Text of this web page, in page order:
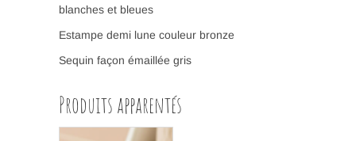
blanches et bleues
Estampe demi lune couleur bronze
Sequin façon émaillée gris
Produits apparentés